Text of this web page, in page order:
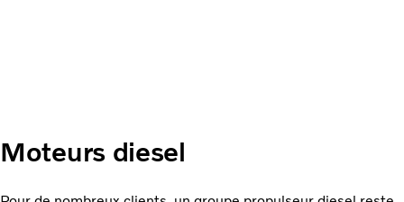
Moteurs diesel